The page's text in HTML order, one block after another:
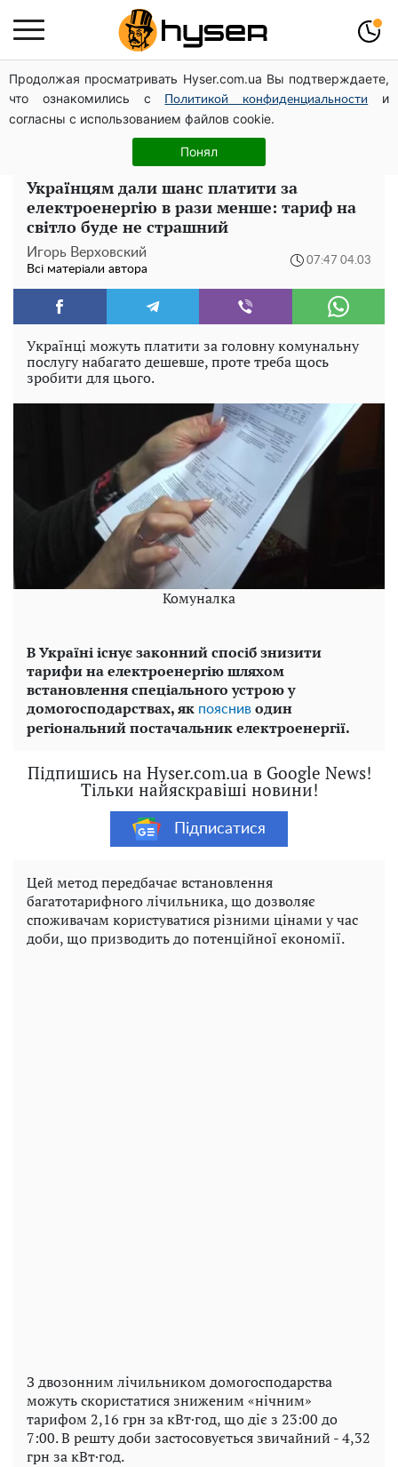
Продолжая просматривать Hyser.com.ua Вы подтверждаете,
что ознакомились с
Политикой конфиденциальности
и
согласны с использованием файлов cookie.
Понял
Посол ОБСЄ вдруге відвідав місце російського удару
по житловому будинку на Подолі
Олена Тополя злив відео – це далеко не все: фронтмен
"Антитіла" Тарас Тополя став наступним
Українцям дали шанс платити за
електроенергію в рази менше: тариф на
світло буде не страшний
Игорь Верховский
Всі матеріали автора
07:47 04.03
Українці можуть платити за головну комунальну
послугу набагато дешевше, проте треба щось
зробити для цього.
Комуналка
В Україні існує законний спосіб знизити
тарифи на електроенергію шляхом
встановлення спеціального устрою у
домогосподарствах, як пояснив один
регіональний постачальник електроенергії.
Підпишись на Hyser.com.ua в Google News!
Тільки найяскравіші новини!
Підписатися
Цей метод передбачає встановлення
багатотарифного лічильника, що дозволяє
споживачам користуватися різними цінами у час
доби, що призводить до потенційної економії.
З двозонним лічильником домогосподарства
можуть скористатися зниженим «нічним»
тарифом 2,16 грн за кВт·год, що діє з 23:00 до
7:00. В решту доби застосовується звичайний - 4,32
грн за кВт·год.